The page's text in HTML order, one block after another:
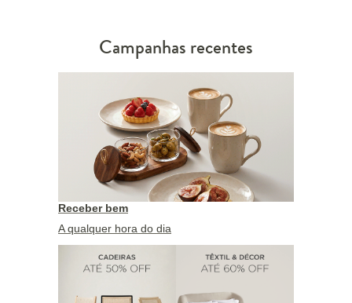
Campanhas recentes
Receber bem
A qualquer hora do dia